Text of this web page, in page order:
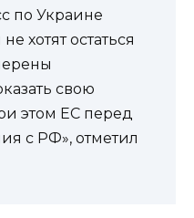
по Украине
хотят остаться
свою
этом ЕС перед
с РФ», отметил